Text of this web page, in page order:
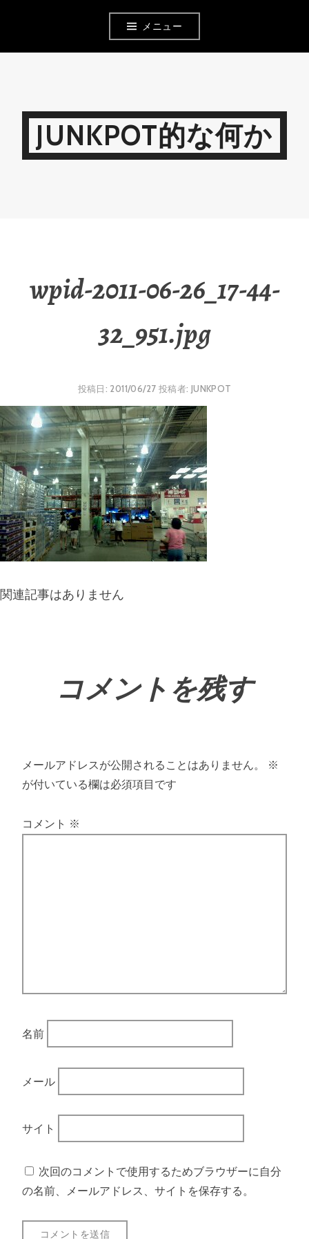
メニュー
JUNKPOT的な何か
wpid-2011-06-26_17-44-
32_951.jpg
投稿日: 2011/06/27 投稿者: JUNKPOT
関連記事はありません
コメントを残す
メールアドレスが公開されることはありません。
※
が付いている欄は必須項目です
コメント ※
名前
メール
サイト
次回のコメントで使用するためブラウザーに自分
の名前、メールアドレス、サイトを保存する。